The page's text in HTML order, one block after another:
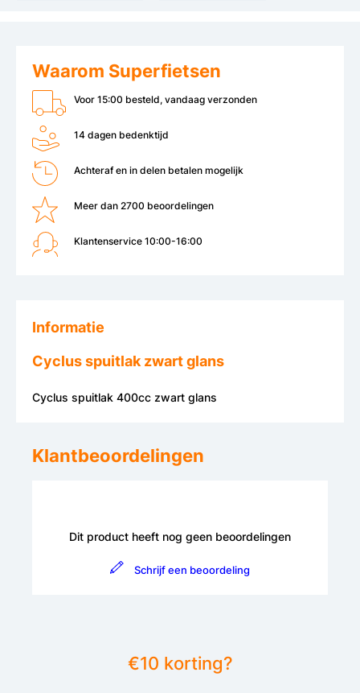
Waarom Superfietsen
Voor 15:00 besteld, vandaag verzonden
14 dagen bedenktijd
Achteraf en in delen betalen mogelijk
Meer dan 2700 beoordelingen
Klantenservice 10:00-16:00
Informatie
Cyclus spuitlak zwart glans
Cyclus spuitlak 400cc zwart glans
Klantbeoordelingen
Dit product heeft nog geen beoordelingen
Schrijf een beoordeling
€10 korting?